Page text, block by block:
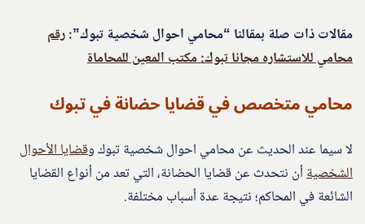
مقالات ذات صلة بمقالنا “محامي احوال شخصية تبوك”:رقم
محامي للاستشاره مجانا تبوك: مكتب المعين للمحاماة
محامي متخصص في قضايا حضانة في تبوك
لا سيما عند الحديث عن محامي احوال شخصية تبوك وقضايا الأحوال
الشخصيةأن نتحدث عن قضايا الحضانة، التي تعد من أنواع القضايا
الشائعة في المحاكم؛ نتيجة عدة أسباب مختلفة.